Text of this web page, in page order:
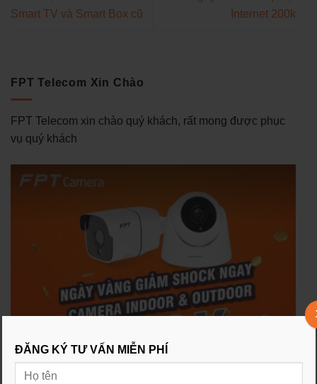
Smart TV và Smart Box cũ
Internet 200k
FPT Telecom Xin Chào
FPT Telecom xin chào quý khách, rất mong được phục
vụ quý khách
ĐĂNG KÝ TƯ VẤN MIỄN PHÍ